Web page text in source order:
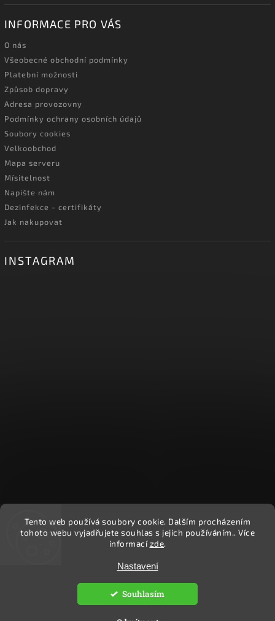
Tento web používá soubory cookie. Dalším procházením
tohoto webu vyjadřujete souhlas s jejich používáním.. Více
informacízde.
Nastavení
Souhlasím
INFORMACE PRO VÁS
O nás
Všeobecné obchodní podmínky
Platební možnosti
Způsob dopravy
Adresa provozovny
Podmínky ochrany osobních údajů
Soubory cookies
Velkoobchod
Mapa serveru
Mísitelnost
Napište nám
Dezinfekce - certifikáty
Jak nakupovat
INSTAGRAM
Sledovat na Instagramu
Ekočlověk. Všechna práva vyhrazena.
Upravit nastavení cookies
Shoptet| DesignShoptak.cz.